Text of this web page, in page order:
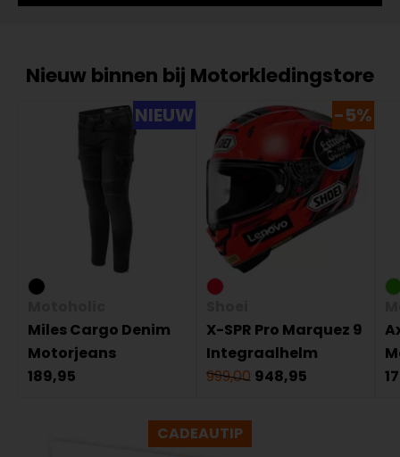
Nieuw binnen bij Motorkledingstore
NIEUW
Miles Cargo Denim
Motorjeans
189,95
-5%
X-SPR Pro Marquez 9
Integraalhelm
999,00 948,95
CADEAUTIP